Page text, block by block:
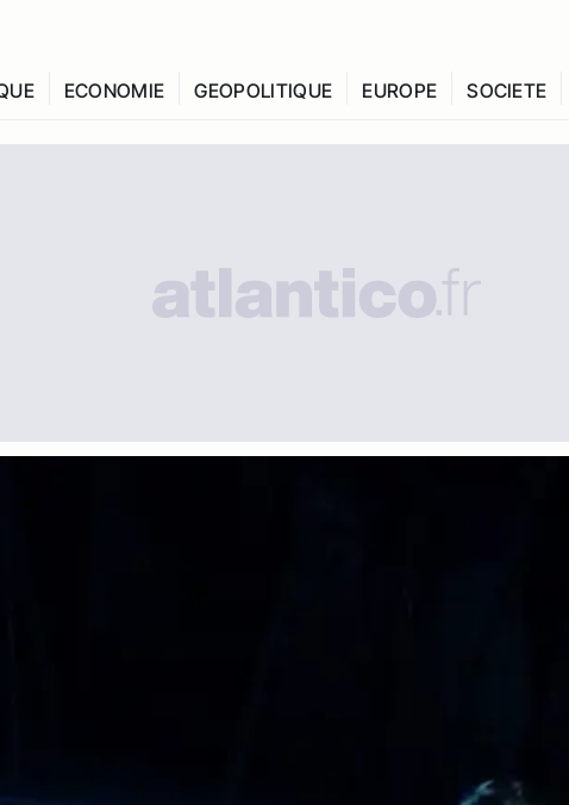
ECONOMIE GEOPOLITIQUE EUROPE SOCIETE